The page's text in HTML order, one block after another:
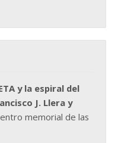
y la espiral del
J. Llera y
memorial de las